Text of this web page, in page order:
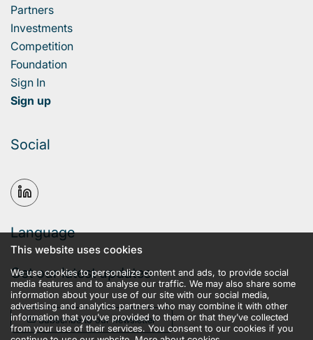
Partners
Investments
Competition
Foundation
Sign In
Sign up
Social
Language
Get our latest updates
Subscribe to our newsletter
This website uses cookies
We use cookies to personalize content and ads, to provide social
media features and to analyse our traffic. We may also share some
information about your use of our site with our social media,
advertising and analytics partners who may combine it with other
information that you’ve provided to them or that they’ve collected
from your use of their services. You consent to our cookies if you